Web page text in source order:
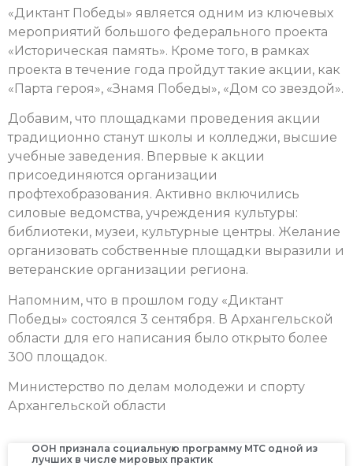
«Диктант Победы» является одним из ключевых
мероприятий большого федерального проекта
«Историческая память». Кроме того, в рамках
проекта в течение года пройдут такие акции, как
«Парта героя», «Знамя Победы», «Дом со звездой».
Добавим, что площадками проведения акции
традиционно станут школы и колледжи, высшие
учебные заведения. Впервые к акции
присоединяются организации
профтехобразования. Активно включились
силовые ведомства, учреждения культуры:
библиотеки, музеи, культурные центры. Желание
организовать собственные площадки выразили и
ветеранские организации региона.
Напомним, что в прошлом году «Диктант
Победы» состоялся 3 сентября. В Архангельской
области для его написания было открыто более
300 площадок.
Министерство по делам молодежи и спорту
Архангельской области
ООН признала социальную программу МТС одной из
лучших в числе мировых практик